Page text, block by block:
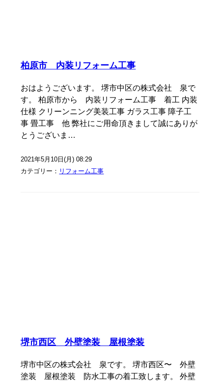
柏原市 内装リフォーム工事
おはようございます。 堺市中区の株式会社 泉で
す。 柏原市から 内装リフォーム工事 着工 内装
仕様 クリーンニング美装工事 ガラス工事 障子工
事 畳工事 他 弊社にご用命頂きまして誠にありが
とうございま…
2021年5月10日(月) 08:29
カテゴリー： リフォーム工事
堺市西区 外壁塗装 屋根塗装
堺市中区の株式会社 泉です。 堺市西区〜 外壁
塗装 屋根塗装 防水工事の着工致します。 外壁